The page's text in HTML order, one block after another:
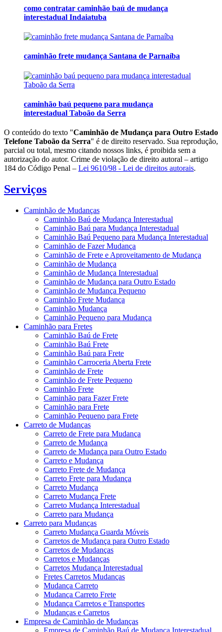
como contratar caminhão baú de mudança
interestadual Indaiatuba
caminhão frete mudança Santana de Parnaíba
caminhão baú pequeno para mudança
interestadual Taboão da Serra
O conteúdo do texto "Caminhão de Mudança para Outro Estado
Telefone Taboão da Serra" é de direito reservado. Sua reprodução,
parcial ou total, mesmo citando nossos links, é proibida sem a
autorização do autor. Crime de violação de direito autoral – artigo
184 do Código Penal – Lei 9610/98 - Lei de direitos autorais.
Serviços
Caminhão de Mudanças
Caminhão Baú de Mudança Interestadual
Caminhão Baú para Mudança Interestadual
Caminhão Baú Pequeno para Mudança Interestadual
Caminhão de Fazer Mudança
Caminhão de Frete e Aproveitamento de Mudança
Caminhão de Mudança
Caminhão de Mudança Interestadual
Caminhão de Mudança para Outro Estado
Caminhão de Mudança Pequeno
Caminhão Frete Mudança
Caminhão Mudança
Caminhão Pequeno para Mudança
Caminhão para Fretes
Caminhão Baú de Frete
Caminhão Baú Frete
Caminhão Baú para Frete
Caminhão Carroceria Aberta Frete
Caminhão de Frete
Caminhão de Frete Pequeno
Caminhão Frete
Caminhão para Fazer Frete
Caminhão para Frete
Caminhão Pequeno para Frete
Carreto de Mudanças
Carreto de Frete para Mudança
Carreto de Mudança
Carreto de Mudança para Outro Estado
Carreto e Mudança
Carreto Frete de Mudança
Carreto Frete para Mudança
Carreto Mudança
Carreto Mudança Frete
Carreto Mudança Interestadual
Carreto para Mudança
Carreto para Mudanças
Carreto Mudança Guarda Móveis
Carretos de Mudança para Outro Estado
Carretos de Mudanças
Carretos e Mudanças
Carretos Mudança Interestadual
Fretes Carretos Mudanças
Mudança Carreto
Mudança Carreto Frete
Mudança Carretos e Transportes
Mudanças e Carretos
Empresa de Caminhão de Mudanças
Empresa de Caminhão Baú de Mudança Interestadual